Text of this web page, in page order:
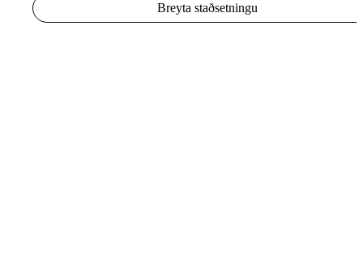
Breyta staðsetningu